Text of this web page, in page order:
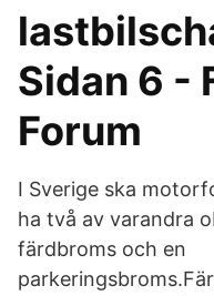
Sidan 6 -
Forum
I Sverige ska
ha två av varandra
färdbroms och en